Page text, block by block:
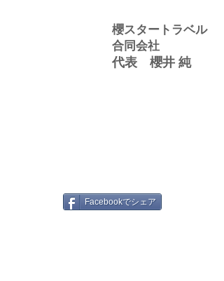
櫻スタートラベル
合同会社
代表 櫻井 純
Facebookでシェア